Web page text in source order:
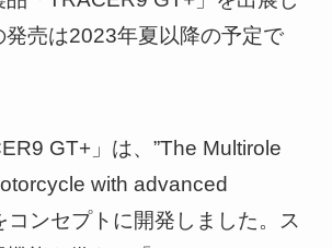
発売は2023年夏以降の予定で
GT+」は、”The Multirole
with advanced
コンセプトに開発しました。ス